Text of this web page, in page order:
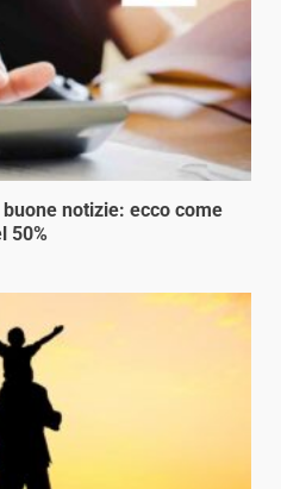
notizie: ecco come
50%